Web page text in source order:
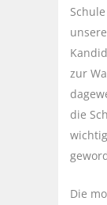
zur
die
Die